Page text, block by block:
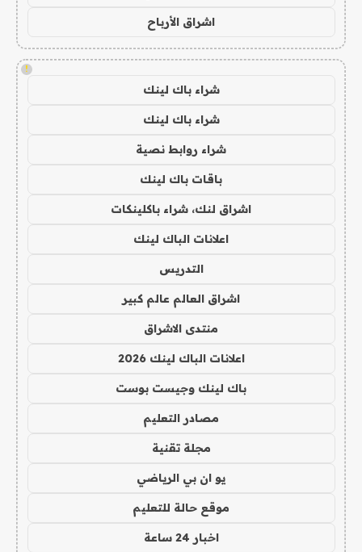
اشراق الأرباح
!
شراء باك لينك
شراء باك لينك
شراء روابط نصية
باقات باك لينك
اشراق لنك، شراء باكلينكات
اعلانات الباك لينك
التدريس
اشراق العالم عالم كبير
منتدى الاشراق
اعلانات الباك لينك 2026
باك لينك وجيست بوست
مصادر التعليم
مجلة تقنية
يو ان بي الرياضي
موقع حالة للتعليم
اخبار 24 ساعة